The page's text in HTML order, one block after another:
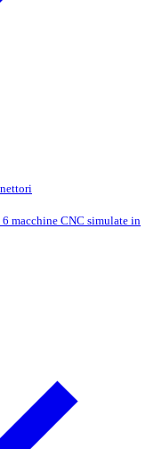
6 macchine CNC simulate in